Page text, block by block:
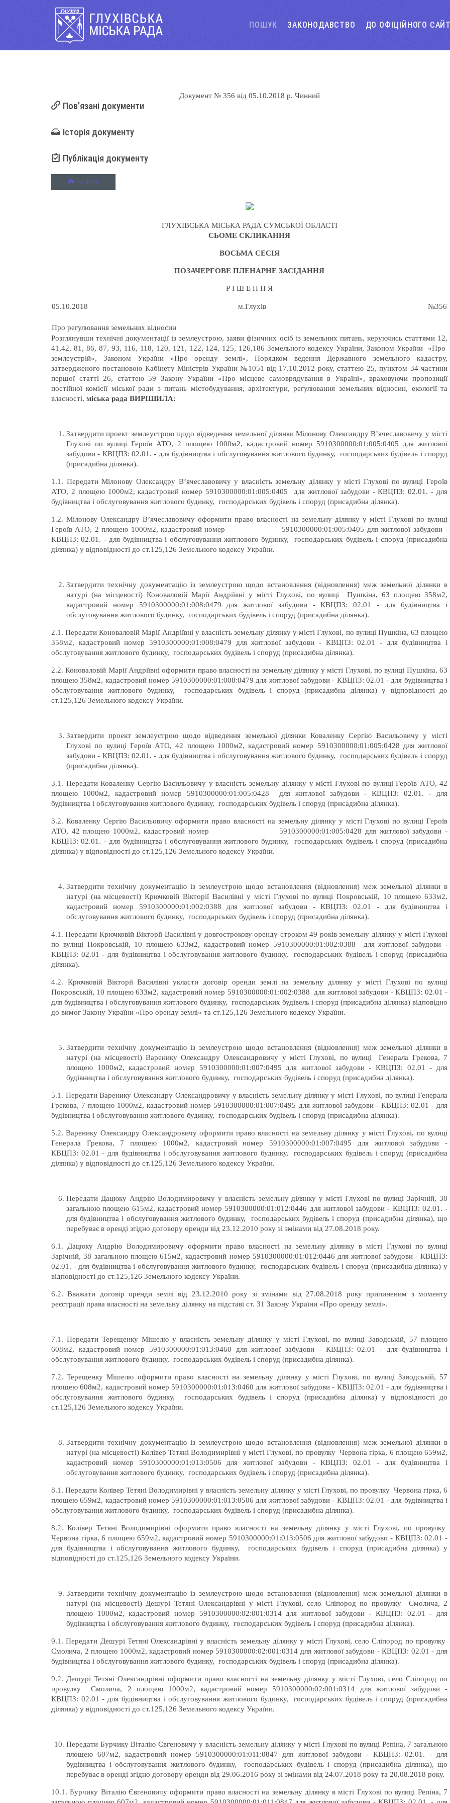
ПОШУК ЗАКОНОДАВСТВО ДО ОФІЦІЙНОГО
Документ № 356 від 05.10.2018 р. Чинний
Пов’язані документи
Історія документу
Публікація документу
НА ДРУК
ГЛУХІВСЬКА МІСЬКА РАДА СУМСЬКОЇ ОБЛАСТІ
СЬОМЕ СКЛИКАННЯ
ВОСЬМА СЕСІЯ
ПОЗАЧЕРГОВЕ ПЛЕНАРНЕ ЗАСІДАННЯ
Р І Ш Е Н Н Я
05.10.2018 м.Глухів №356
Про регулювання земельних відносин
Розглянувши технічні документації із землеустрою, заяви фізичних осіб із земельних питань, керуючись статтями 12,
41,42, 81, 86, 87, 93, 116, 118, 120, 121, 122, 124, 125, 126,186 Земельного кодексу України, Законом України «Про
землеустрій», Законом України «Про оренду землі», Порядком ведення Державного земельного кадастру,
затвердженого постановою Кабінету Міністрів України №1051 від 17.10.2012 року, статтею 25, пунктом 34 частини
першої статті 26, статтею 59 Закону України «Про місцеве самоврядування в Україні», враховуючи пропозиції
постійної комісії міської ради з питань містобудування, архітектури, регулювання земельних відносин, екології та
власності, міська рада ВИРІШИЛА:
Затвердити проект землеустрою щодо відведення земельної ділянки Мілонову Олександру В’ячеславовичу у місті
Глухові по вулиці Героїв АТО, 2 площею 1000м2, кадастровий номер 5910300000:01:005:0405 для житлової
забудови - КВЦПЗ: 02.01. - для будівництва і обслуговування житлового будинку, господарських будівель і споруд
(присадибна ділянка).
1.1. Передати Мілонову Олександру В’ячеславовичу у власність земельну ділянку у місті Глухові по вулиці Героїв
АТО, 2 площею 1000м2, кадастровий номер 5910300000:01:005:0405 для житлової забудови - КВЦПЗ: 02.01. - для
будівництва і обслуговування житлового будинку, господарських будівель і споруд (присадибна ділянка).
1.2. Мілонову Олександру В’ячеславовичу оформити право власності на земельну ділянку у місті Глухові по вулиці
Героїв АТО, 2 площею 1000м2, кадастровий номер 5910300000:01:005:0405 для житлової забудови -
КВЦПЗ: 02.01. - для будівництва і обслуговування житлового будинку, господарських будівель і споруд (присадибна
ділянка) у відповідності до ст.125,126 Земельного кодексу України.
Затвердити технічну документацію із землеустрою щодо встановлення (відновлення) меж земельної ділянки в
натурі (на місцевості) Коноваловій Марії Андріївні у місті Глухові, по вулиці Пушкіна, 63 площею 358м2,
кадастровий номер 5910300000:01:008:0479 для житлової забудови - КВЦПЗ: 02.01 - для будівництва і
обслуговування житлового будинку, господарських будівель і споруд (присадибна ділянка).
2.1. Передати Коноваловій Марії Андріївні у власність земельну ділянку у місті Глухові, по вулиці Пушкіна, 63 площею
358м2, кадастровий номер 5910300000:01:008:0479 для житлової забудови - КВЦПЗ: 02.01 - для будівництва і
обслуговування житлового будинку, господарських будівель і споруд (присадибна ділянка).
2.2. Коноваловій Марії Андріївні оформити право власності на земельну ділянку у місті Глухові, по вулиці Пушкіна, 63
площею 358м2, кадастровий номер 5910300000:01:008:0479 для житлової забудови - КВЦПЗ: 02.01 - для будівництва і
обслуговування житлового будинку, господарських будівель і споруд (присадибна ділянка) у відповідності до
ст.125,126 Земельного кодексу України.
Затвердити проект землеустрою щодо відведення земельної ділянки Коваленку Сергію Васильовичу у місті
Глухові по вулиці Героїв АТО, 42 площею 1000м2, кадастровий номер 5910300000:01:005:0428 для житлової
забудови - КВЦПЗ: 02.01. - для будівництва і обслуговування житлового будинку, господарських будівель і споруд
(присадибна ділянка).
3.1. Передати Коваленку Сергію Васильовичу у власність земельну ділянку у місті Глухові по вулиці Героїв АТО, 42
площею 1000м2, кадастровий номер 5910300000:01:005:0428 для житлової забудови - КВЦПЗ: 02.01. - для
будівництва і обслуговування житлового будинку, господарських будівель і споруд (присадибна ділянка).
3.2. Коваленку Сергію Васильовичу оформити право власності на земельну ділянку у місті Глухові по вулиці Героїв
АТО, 42 площею 1000м2, кадастровий номер 5910300000:01:005:0428 для житлової забудови -
КВЦПЗ: 02.01. - для будівництва і обслуговування житлового будинку, господарських будівель і споруд (присадибна
ділянка) у відповідності до ст.125,126 Земельного кодексу України.
Затвердити технічну документацію із землеустрою щодо встановлення (відновлення) меж земельної ділянки в
натурі (на місцевості) Крючковій Вікторії Василівні у місті Глухові по вулиці Покровській, 10 площею 633м2,
кадастровий номер 5910300000:01:002:0388 для житлової забудови - КВЦПЗ: 02.01 - для будівництва і
обслуговування житлового будинку, господарських будівель і споруд (присадибна ділянка).
4.1. Передати Крючковій Вікторії Василівні у довгострокову оренду строком 49 років земельну ділянку у місті Глухові
по вулиці Покровській, 10 площею 633м2, кадастровий номер 5910300000:01:002:0388 для житлової забудови -
КВЦПЗ: 02.01 - для будівництва і обслуговування житлового будинку, господарських будівель і споруд (присадибна
ділянка).
4.2. Крючковій Вікторії Василівні укласти договір оренди землі на земельну ділянку у місті Глухові по вулиці
Покровській, 10 площею 633м2, кадастровий номер 5910300000:01:002:0388 для житлової забудови - КВЦПЗ: 02.01 -
для будівництва і обслуговування житлового будинку, господарських будівель і споруд (присадибна ділянка) відповідно
до вимог Закону України «Про оренду землі» та ст.125,126 Земельного кодексу України.
Затвердити технічну документацію із землеустрою щодо встановлення (відновлення) меж земельної ділянки в
натурі (на місцевості) Варенику Олександру Олександровичу у місті Глухові, по вулиці Генерала Грекова, 7
площею 1000м2, кадастровий номер 5910300000:01:007:0495 для житлової забудови - КВЦПЗ: 02.01 - для
будівництва і обслуговування житлового будинку, господарських будівель і споруд (присадибна ділянка).
5.1. Передати Варенику Олександру Олександровичу у власність земельну ділянку у місті Глухові, по вулиці Генерала
Грекова, 7 площею 1000м2, кадастровий номер 5910300000:01:007:0495 для житлової забудови - КВЦПЗ: 02.01 - для
будівництва і обслуговування житлового будинку, господарських будівель і споруд (присадибна ділянка).
5.2. Варенику Олександру Олександровичу оформити право власності на земельну ділянку у місті Глухові, по вулиці
Генерала Грекова, 7 площею 1000м2, кадастровий номер 5910300000:01:007:0495 для житлової забудови -
КВЦПЗ: 02.01 - для будівництва і обслуговування житлового будинку, господарських будівель і споруд (присадибна
ділянка) у відповідності до ст.125,126 Земельного кодексу України.
Передати Дацюку Андрію Володимировичу у власність земельну ділянку у місті Глухові по вулиці Зарічній, 38
загальною площею 615м2, кадастровий номер 5910300000:01:012:0446 для житлової забудови - КВЦПЗ: 02.01. -
для будівництва і обслуговування житлового будинку, господарських будівель і споруд (присадибна ділянка), що
перебуває в оренді згідно договору оренди від 23.12.2010 року зі змінами від 27.08.2018 року.
6.1. Дацюку Андрію Володимировичу оформити право власності на земельну ділянку в місті Глухові по вулиці
Зарічній, 38 загальною площею 615м2, кадастровий номер 5910300000:01:012:0446 для житлової забудови - КВЦПЗ:
02.01. - для будівництва і обслуговування житлового будинку, господарських будівель і споруд (присадибна ділянка) у
відповідності до ст.125,126 Земельного кодексу України.
6.2. Вважати договір оренди землі від 23.12.2010 року зі змінами від 27.08.2018 року припиненим з моменту
реєстрації права власності на земельну ділянку на підставі ст. 31 Закону України «Про оренду землі».
7.1. Передати Терещенку Мішелю у власність земельну ділянку у місті Глухові, по вулиці Заводській, 57 площею
608м2, кадастровий номер 5910300000:01:013:0460 для житлової забудови - КВЦПЗ: 02.01 - для будівництва і
обслуговування житлового будинку, господарських будівель і споруд (присадибна ділянка).
7.2. Терещенку Мішелю оформити право власності на земельну ділянку у місті Глухові, по вулиці Заводській, 57
площею 608м2, кадастровий номер 5910300000:01:013:0460 для житлової забудови - КВЦПЗ: 02.01 - для будівництва і
обслуговування житлового будинку, господарських будівель і споруд (присадибна ділянка) у відповідності до
ст.125,126 Земельного кодексу України.
Затвердити технічну документацію із землеустрою щодо встановлення (відновлення) меж земельної ділянки в
натурі (на місцевості) Колівер Тетяні Володимирівні у місті Глухові, по провулку Червона гірка, 6 площею 659м2,
кадастровий номер 5910300000:01:013:0506 для житлової забудови - КВЦПЗ: 02.01 - для будівництва і
обслуговування житлового будинку, господарських будівель і споруд (присадибна ділянка).
8.1. Передати Колівер Тетяні Володимирівні у власність земельну ділянку у місті Глухові, по провулку Червона гірка, 6
площею 659м2, кадастровий номер 5910300000:01:013:0506 для житлової забудови - КВЦПЗ: 02.01 - для будівництва і
обслуговування житлового будинку, господарських будівель і споруд (присадибна ділянка).
8.2. Колівер Тетяні Володимирівні оформити право власності на земельну ділянку у місті Глухові, по провулку
Червона гірка, 6 площею 659м2, кадастровий номер 5910300000:01:013:0506 для житлової забудови - КВЦПЗ: 02.01 -
для будівництва і обслуговування житлового будинку, господарських будівель і споруд (присадибна ділянка) у
відповідності до ст.125,126 Земельного кодексу України.
Затвердити технічну документацію із землеустрою щодо встановлення (відновлення) меж земельної ділянки в
натурі (на місцевості) Дешурі Тетяні Олександрівні у місті Глухові, село Сліпород по провулку Смолича, 2
площею 1000м2, кадастровий номер 5910300000:02:001:0314 для житлової забудови - КВЦПЗ: 02.01 - для
будівництва і обслуговування житлового будинку, господарських будівель і споруд (присадибна ділянка).
9.1. Передати Дешурі Тетяні Олександрівні у власність земельну ділянку у місті Глухові, село Сліпород по провулку
Смолича, 2 площею 1000м2, кадастровий номер 5910300000:02:001:0314 для житлової забудови - КВЦПЗ: 02.01 - для
будівництва і обслуговування житлового будинку, господарських будівель і споруд (присадибна ділянка).
9.2. Дешурі Тетяні Олександрівні оформити право власності на земельну ділянку у місті Глухові, село Сліпород по
провулку Смолича, 2 площею 1000м2, кадастровий номер 5910300000:02:001:0314 для житлової забудови -
КВЦПЗ: 02.01 - для будівництва і обслуговування житлового будинку, господарських будівель і споруд (присадибна
ділянка) у відповідності до ст.125,126 Земельного кодексу України.
Передати Бурчику Віталію Євгеновичу у власність земельну ділянку у місті Глухові по вулиці Репіна, 7 загальною
площею 607м2, кадастровий номер 5910300000:01:011:0847 для житлової забудови - КВЦПЗ: 02.01. - для
будівництва і обслуговування житлового будинку, господарських будівель і споруд (присадибна ділянка), що
перебуває в оренді згідно договору оренди від 29.06.2016 року зі змінами від 24.07.2018 року та 20.08.2018 року.
10.1. Бурчику Віталію Євгеновичу оформити право власності на земельну ділянку в місті Глухові по вулиці Репіна, 7